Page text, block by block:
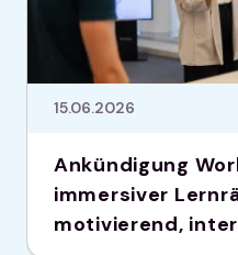
15.06.2026
Ankündigung
immersiver
motivierend,